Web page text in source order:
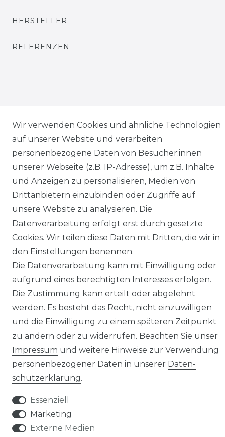
HERSTELLER
REFERENZEN
Widerrufs­recht
VERTRAG WIDERRUFEN Kontakt
Klimaprofis GmbH & Co. KG
Design & supervision by MILLER
© Copyright 2026 | Alle Rechte vorbehalten.
Wir verwenden Cookies und ähnliche Technologien
auf unserer Website und verarbeiten
personenbezogene Daten von Besucher:innen
unserer Webseite (z.B. IP-Adresse), um z.B. Inhalte
und Anzeigen zu personalisieren, Medien von
Drittanbietern einzubinden oder Zugriffe auf
unsere Website zu analysieren. Die
Datenverarbeitung erfolgt erst durch gesetzte
Cookies. Wir teilen diese Daten mit Dritten, die wir in
den Einstellungen benennen.
Die Datenverarbeitung kann mit Einwilligung oder
aufgrund eines berechtigten Interesses erfolgen.
Die Zustimmung kann erteilt oder abgelehnt
werden. Es besteht das Recht, nicht einzuwilligen
und die Einwilligung zu einem späteren Zeitpunkt
zu ändern oder zu widerrufen. Beachten Sie unser
Impressum und weitere Hinweise zur Verwendung
personenbezogener Daten in unserer Daten­
schutz­erklärung.
Essenziell
Marketing
Externe Medien